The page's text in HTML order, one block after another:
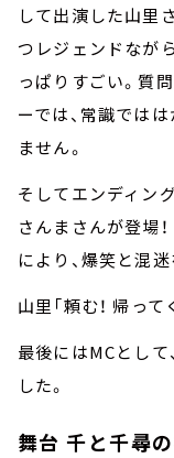
して出演した山里
つレジェンドなが
っぱりすごい。質
ーでは、常識では
ません。
そしてエンディン
さんまさんが登場
により、爆笑と混
山里「頼む！ 帰って
最後にはMCとし
した。
舞台 千と千尋